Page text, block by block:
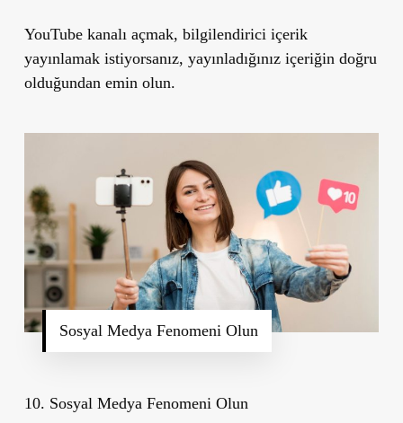
YouTube kanalı açmak, bilgilendirici içerik
yayınlamak istiyorsanız, yayınladığınız içeriğin doğru
olduğundan emin olun.
Sosyal Medya Fenomeni Olun
10. Sosyal Medya Fenomeni Olun